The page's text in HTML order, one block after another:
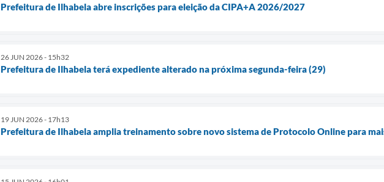
Prefeitura de Ilhabela abre inscrições para eleição da CIPA+A 2026/2027
26 JUN 2026 - 15h32
Prefeitura de Ilhabela terá expediente alterado na próxima segunda-feira (29)
19 JUN 2026 - 17h13
Prefeitura de Ilhabela amplia treinamento sobre novo sistema de Protocolo Online para